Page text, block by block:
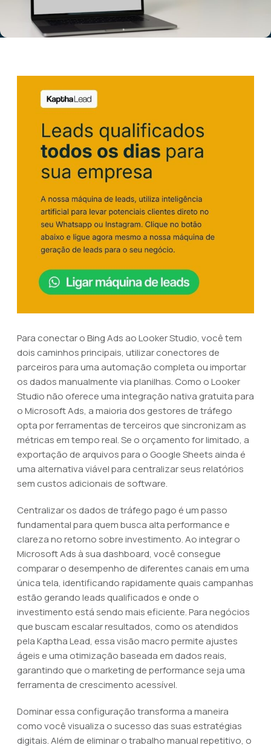
Para conectar o Bing Ads ao Looker Studio, você tem
dois caminhos principais, utilizar conectores de
parceiros para uma automação completa ou importar
os dados manualmente via planilhas. Como o Looker
Studio não oferece uma integração nativa gratuita para
o Microsoft Ads, a maioria dos gestores de tráfego
opta por ferramentas de terceiros que sincronizam as
métricas em tempo real. Se o orçamento for limitado, a
exportação de arquivos para o Google Sheets ainda é
uma alternativa viável para centralizar seus relatórios
sem custos adicionais de software.
Centralizar os dados de tráfego pago é um passo
fundamental para quem busca alta performance e
clareza no retorno sobre investimento. Ao integrar o
Microsoft Ads à sua dashboard, você consegue
comparar o desempenho de diferentes canais em uma
única tela, identificando rapidamente quais campanhas
estão gerando leads qualificados e onde o
investimento está sendo mais eficiente. Para negócios
que buscam escalar resultados, como os atendidos
pela Kaptha Lead, essa visão macro permite ajustes
ágeis e uma otimização baseada em dados reais,
garantindo que o marketing de performance seja uma
ferramenta de crescimento acessível.
Dominar essa configuração transforma a maneira
como você visualiza o sucesso das suas estratégias
digitais. Além de eliminar o trabalho manual repetitivo, o